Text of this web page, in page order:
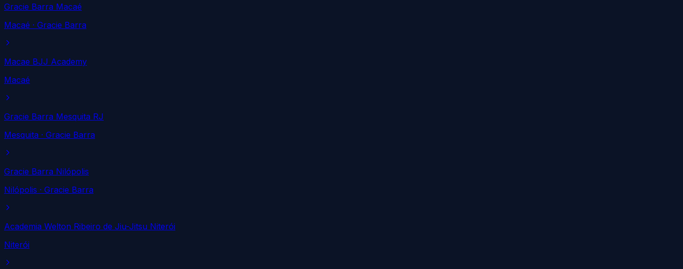
Gracie Barra Macaé
Macaé · Gracie Barra
Macae BJJ Academy
Macaé
Gracie Barra Mesquita RJ
Mesquita · Gracie Barra
Gracie Barra Nilópolis
Nilópolis · Gracie Barra
Academia Welton Ribeiro de Jiu-Jitsu Niterói
Niterói